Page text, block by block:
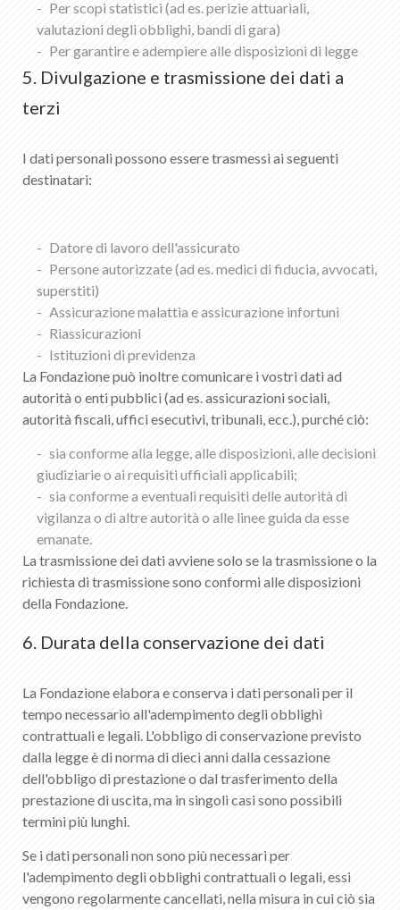
Per scopi statistici (ad es. perizie attuariali,
valutazioni degli obblighi, bandi di gara)
Per garantire e adempiere alle disposizioni di legge
5. Divulgazione e trasmissione dei dati a
terzi
I dati personali possono essere trasmessi ai seguenti
destinatari:
Datore di lavoro dell'assicurato
Persone autorizzate (ad es. medici di fiducia, avvocati,
superstiti)
Assicurazione malattia e assicurazione infortuni
Riassicurazioni
Istituzioni di previdenza
La Fondazione può inoltre comunicare i vostri dati ad
autorità o enti pubblici (ad es. assicurazioni sociali,
autorità fiscali, uffici esecutivi, tribunali, ecc.), purché ciò:
sia conforme alla legge, alle disposizioni, alle decisioni
giudiziarie o ai requisiti ufficiali applicabili;
sia conforme a eventuali requisiti delle autorità di
vigilanza o di altre autorità o alle linee guida da esse
emanate.
La trasmissione dei dati avviene solo se la trasmissione o la
richiesta di trasmissione sono conformi alle disposizioni
della Fondazione.
6. Durata della conservazione dei dati
La Fondazione elabora e conserva i dati personali per il
tempo necessario all'adempimento degli obblighi
contrattuali e legali. L'obbligo di conservazione previsto
dalla legge è di norma di dieci anni dalla cessazione
dell'obbligo di prestazione o dal trasferimento della
prestazione di uscita, ma in singoli casi sono possibili
termini più lunghi.
Se i dati personali non sono più necessari per
l'adempimento degli obblighi contrattuali o legali, essi
vengono regolarmente cancellati, nella misura in cui ciò sia